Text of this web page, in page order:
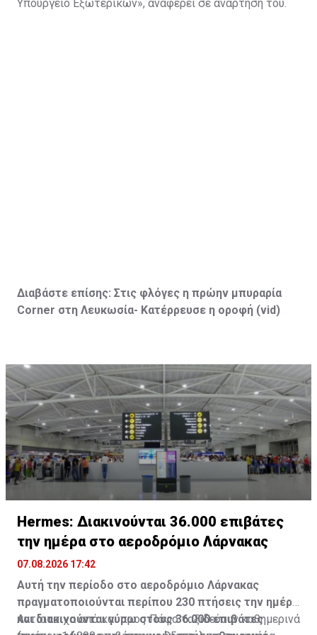
Υπουργείο Εξωτερικών», αναφέρει σε ανάρτησή του.
Διαβάστε επίσης: Στις φλόγες η πρώην μπυραρία
Corner στη Λευκωσία- Κατέρρευσε η οροφή (vid)
Hermes: Διακινούνται 36.000 επιβάτες
την ημέρα στο αεροδρόμιο Λάρνακας
07.08.2026 17:42
Αυτή την περίοδο στο αεροδρόμιο Λάρνακας
πραγματοποιούνται περίπου 230 πτήσεις την ημέρα
και διακινούνται γύρω στους 36.000 επιβάτες
Αντίστοιχα από και προς Πάφο ταξιδεύουν καθημερινά